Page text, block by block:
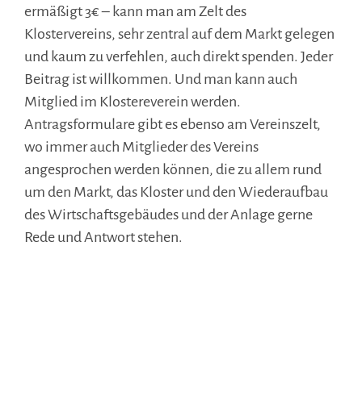
ermäßigt 3€ – kann man am Zelt des
Klostervereins, sehr zentral auf dem Markt gelegen
und kaum zu verfehlen, auch direkt spenden. Jeder
Beitrag ist willkommen. Und man kann auch
Mitglied im Klostereverein werden.
Antragsformulare gibt es ebenso am Vereinszelt,
wo immer auch Mitglieder des Vereins
angesprochen werden können, die zu allem rund
um den Markt, das Kloster und den Wiederaufbau
des Wirtschaftsgebäudes und der Anlage gerne
Rede und Antwort stehen.